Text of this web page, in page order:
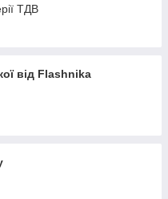
ТДВ
від Flashnika